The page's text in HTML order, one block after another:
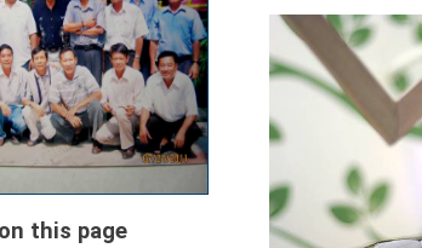
this page